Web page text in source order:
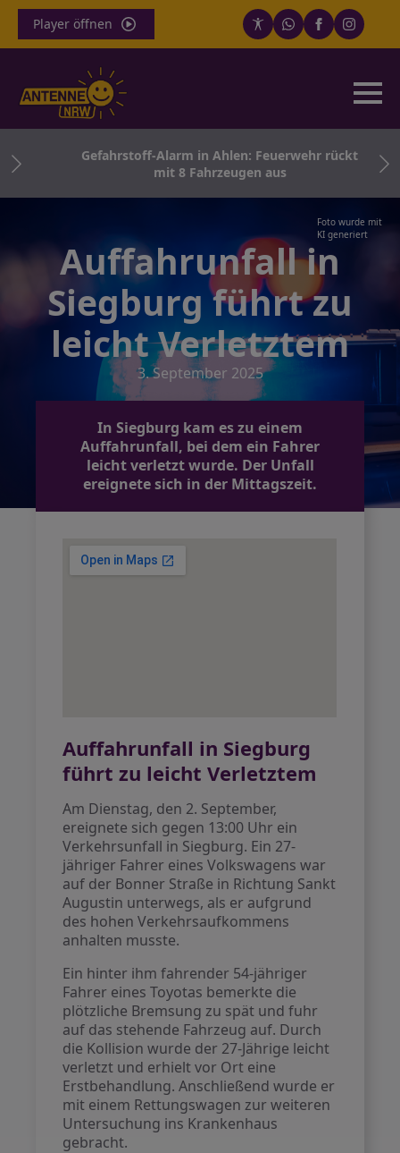
Player öffnen
Gefahrstoff-Alarm in Ahlen: Feuerwehr rückt
mit 8 Fahrzeugen aus
Foto wurde mit
KI generiert
Auffahrunfall in
Siegburg führt zu
leicht Verletztem
3. September 2025
In Siegburg kam es zu einem
Auffahrunfall, bei dem ein Fahrer
leicht verletzt wurde. Der Unfall
ereignete sich in der Mittagszeit.
Auffahrunfall in Siegburg
führt zu leicht Verletztem
Am Dienstag, den 2. September,
ereignete sich gegen 13:00 Uhr ein
Verkehrsunfall in Siegburg. Ein 27-
jähriger Fahrer eines Volkswagens war
auf der Bonner Straße in Richtung Sankt
Augustin unterwegs, als er aufgrund
des hohen Verkehrsaufkommens
anhalten musste.
Ein hinter ihm fahrender 54-jähriger
Fahrer eines Toyotas bemerkte die
plötzliche Bremsung zu spät und fuhr
auf das stehende Fahrzeug auf. Durch
die Kollision wurde der 27-Jährige leicht
verletzt und erhielt vor Ort eine
Erstbehandlung. Anschließend wurde er
mit einem Rettungswagen zur weiteren
Untersuchung ins Krankenhaus
gebracht.